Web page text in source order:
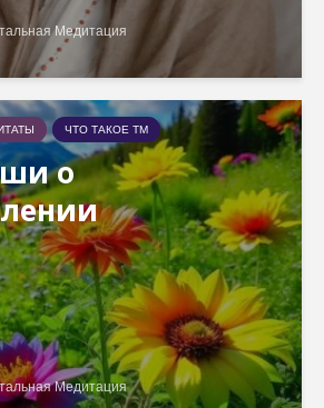
Медитация
ЧТО ТАКОЕ ТМ
о
Медитация